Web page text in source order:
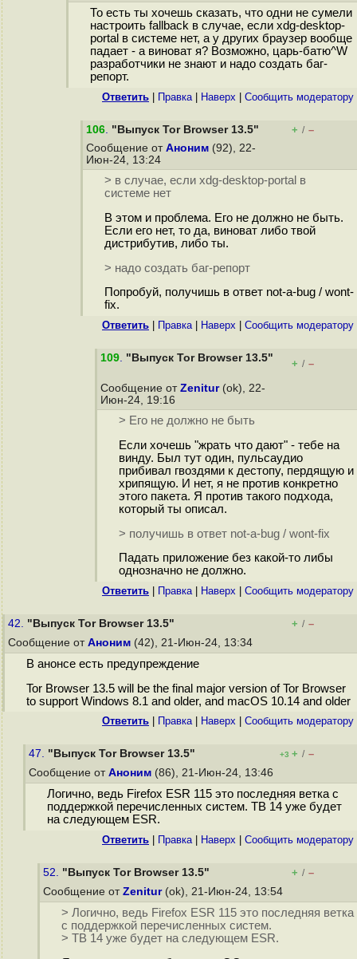
То есть ты хочешь сказать, что одни не сумели
настроить fallback в случае, если xdg-desktop-
portal в системе нет, а у других браузер вообще
падает - а виноват я? Возможно, царь-батю^W
разработчики не знают и надо создать баг-
репорт.
Ответить Правка| Наверх Cообщить модератору
106. "Выпуск Tor Browser 13.5" + / –
Сообщение от Аноним (92), 22-
Июн-24, 13:24
> в случае, если xdg-desktop-portal в
системе нет
В этом и проблема. Его не должно не быть.
Если его нет, то да, виноват либо твой
дистрибутив, либо ты.
> надо создать баг-репорт
Попробуй, получишь в ответ not-a-bug / wont-
fix.
Ответить Правка| Наверх Cообщить модератору
109. "Выпуск Tor Browser 13.5" + / –
Сообщение от Zenitur(ok), 22-
Июн-24, 19:16
> Его не должно не быть
Если хочешь "жрать что дают" - тебе на
винду. Был тут один, пульсаудио
прибивал гвоздями к дестопу, пердящую и
хрипящую. И нет, я не против конкретно
этого пакета. Я против такого подхода,
который ты описал.
> получишь в ответ not-a-bug / wont-fix
Падать приложение без какой-то либы
однозначно не должно.
Ответить Правка| Наверх Cообщить модератору
42. "Выпуск Tor Browser 13.5" + / –
Сообщение от Аноним (42), 21-Июн-24, 13:34
В анонсе есть предупреждение
Tor Browser 13.5 will be the final major version of Tor Browser
to support Windows 8.1 and older, and macOS 10.14 and older
Ответить Правка| Наверх Cообщить модератору
47. "Выпуск Tor Browser 13.5" +3 + / –
Сообщение от Аноним (86), 21-Июн-24, 13:46
Логично, ведь Firefox ESR 115 это последняя ветка с
поддержкой перечисленных систем. TB 14 уже будет
на следующем ESR.
Ответить Правка| Наверх Cообщить модератору
52. "Выпуск Tor Browser 13.5" + / –
Сообщение от Zenitur(ok), 21-Июн-24, 13:54
> Логично, ведь Firefox ESR 115 это последняя ветка
с поддержкой перечисленных систем.
> TB 14 уже будет на следующем ESR.